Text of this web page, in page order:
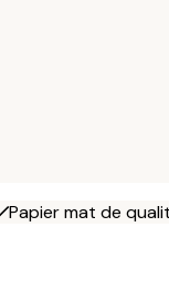
Papier mat de